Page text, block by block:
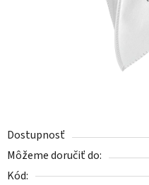
Dostupnosť
Môžeme doručiť do:
Kód: